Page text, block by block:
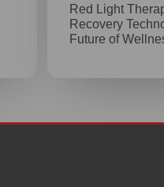
Red Light
Recovery
Future of